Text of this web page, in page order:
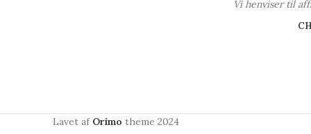
Vi henviser til
Lavet af Orimo theme 2024